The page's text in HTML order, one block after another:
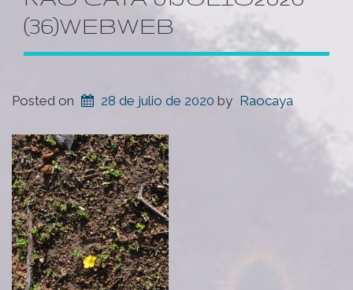
(36)WEBWEB
Posted on 28 de julio de 2020 by Raocaya